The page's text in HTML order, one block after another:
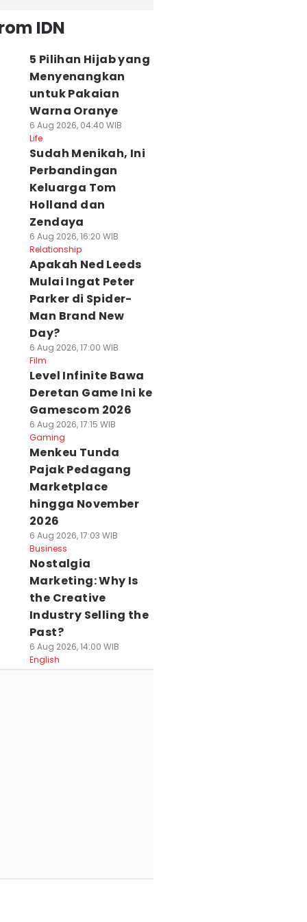
IDN
5 Pilihan Hijab yang
Menyenangkan
untuk Pakaian
Warna Oranye
6 Aug 2026, 04:40 WIB
Life
Sudah Menikah, Ini
Perbandingan
Keluarga Tom
Holland dan
Zendaya
6 Aug 2026, 16:20 WIB
Relationship
Apakah Ned Leeds
Mulai Ingat Peter
Parker di Spider-
Man Brand New
Day?
6 Aug 2026, 17:00 WIB
Film
Level Infinite Bawa
Deretan Game Ini ke
Gamescom 2026
6 Aug 2026, 17:15 WIB
Gaming
Menkeu Tunda
Pajak Pedagang
Marketplace
hingga November
2026
6 Aug 2026, 17:03 WIB
Business
Nostalgia
Marketing: Why Is
the Creative
Industry Selling the
Past?
6 Aug 2026, 14:00 WIB
English